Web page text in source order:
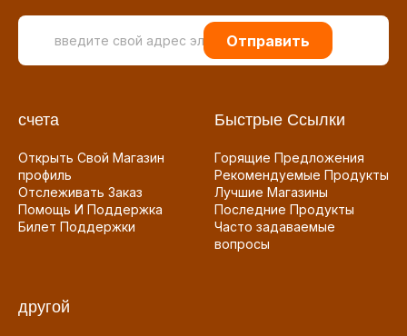
Отправить
счета
Открыть Свой Магазин
профиль
Отслеживать Заказ
Помощь И Поддержка
Билет Поддержки
Быстрые Ссылки
Горящие Предложения
Рекомендуемые Продукты
Лучшие Магазины
Последние Продукты
Часто задаваемые
вопросы
другой